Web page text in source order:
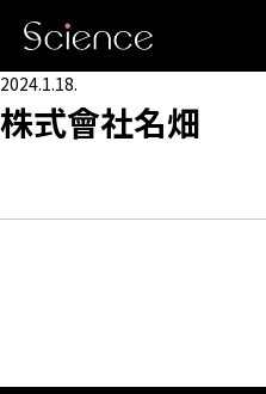
2024.1.18.
株式會社名畑